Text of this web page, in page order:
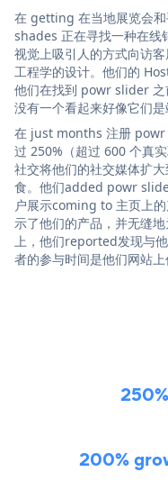
在 getting 在当地展览会
shades 正在寻找一种在
视觉上吸引人的方式向访
工程学的设计。他们的
他们在找到 powr slider
没有一个看起来好像它们
在 just months 注册 powr
过 250%（超过 600 个真
社交将他们的社交媒体扩
食。他们added powr
户展示coming to 主页上
示了他们的产品，并无缝
上，他们reported发现与
者的参与时间是他们网站上
200%